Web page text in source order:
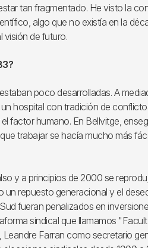
tan fragmentado. He visto la
algo que no existía en la
visión de futuro.
poco desarrolladas. A
hospital con tradición de
factor humano. En Bellvitge,
trabajar se hacía mucho más
y a principios de 2000 se
repuesto generacional y el
fueran penalizados en
sindical que llamamos
Farran como secretario